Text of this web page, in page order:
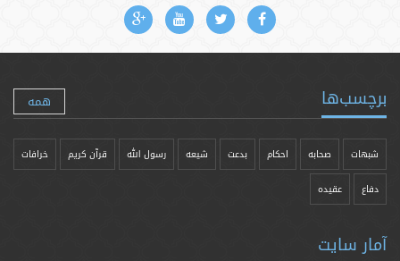
برچسب‌ها همه
شبهات صحابه احکام بدعت شیعه رسول الله قرآن کریم خرافات
دفاع عقیده
آمار سایت